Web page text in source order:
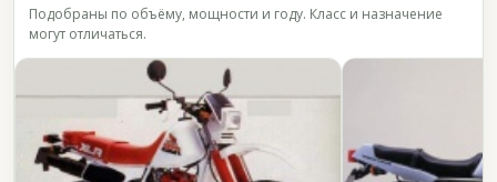
Подобраны по объёму, мощности и году. Класс и назначение
могут отличаться.